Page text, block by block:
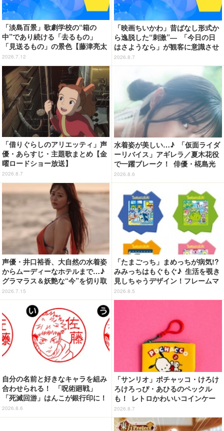
「淡島百景」歌劇学校の“箱の
中”であり続ける「去るもの」
「見送るもの」の景色【藤津亮太
のアニメの門V 132回】
2026.7.12
「映画ちいかわ」昔ばなし形式か
ら逸脱した“刺激”― 「今日の日
はさようなら」が観客に意識させ
る物語の“裂け目”【藤津亮太のア
ニメの門V 133回】
2026.8.7
「借りぐらしのアリエッティ」声
優・あらすじ・主題歌まとめ【金
曜ロードショー放送】
2026.8.7
水着姿が美しい…♪ 「仮面ライダ
ーリバイス」アギレラ／夏木花役
で一躍ブレーク！ 俳優・椛島光
の2nd写真集が予約開始
2026.8.6
声優・井口裕香、大自然の水着姿
からムーディーなホテルまで…♪
グラマラス＆妖艶な“今”を切り取
り！3冊目写真集が発売中
2026.7.15
「たまごっち」まめっちが病気!?
みみっちはもぐもぐ♪ 生活を覗き
見しちゃうデザイン！フレームマ
グネット「ぴたっとフレーム」登
場☆
2026.8.5
自分の名前と好きなキャラを組み
合わせられる！ 「呪術廻戦」
「死滅回游」はんこが銀行印に！
虎杖悠仁、乙骨憂太ら16キャラ追
加で全104種
2026.8.6
「サンリオ」ポチャッコ・けろけ
ろけろっぴ・あひるのペックル
も！ レトロかわいいコインケー
ス第2弾がカプセルトイに登場♪
2026.8.7